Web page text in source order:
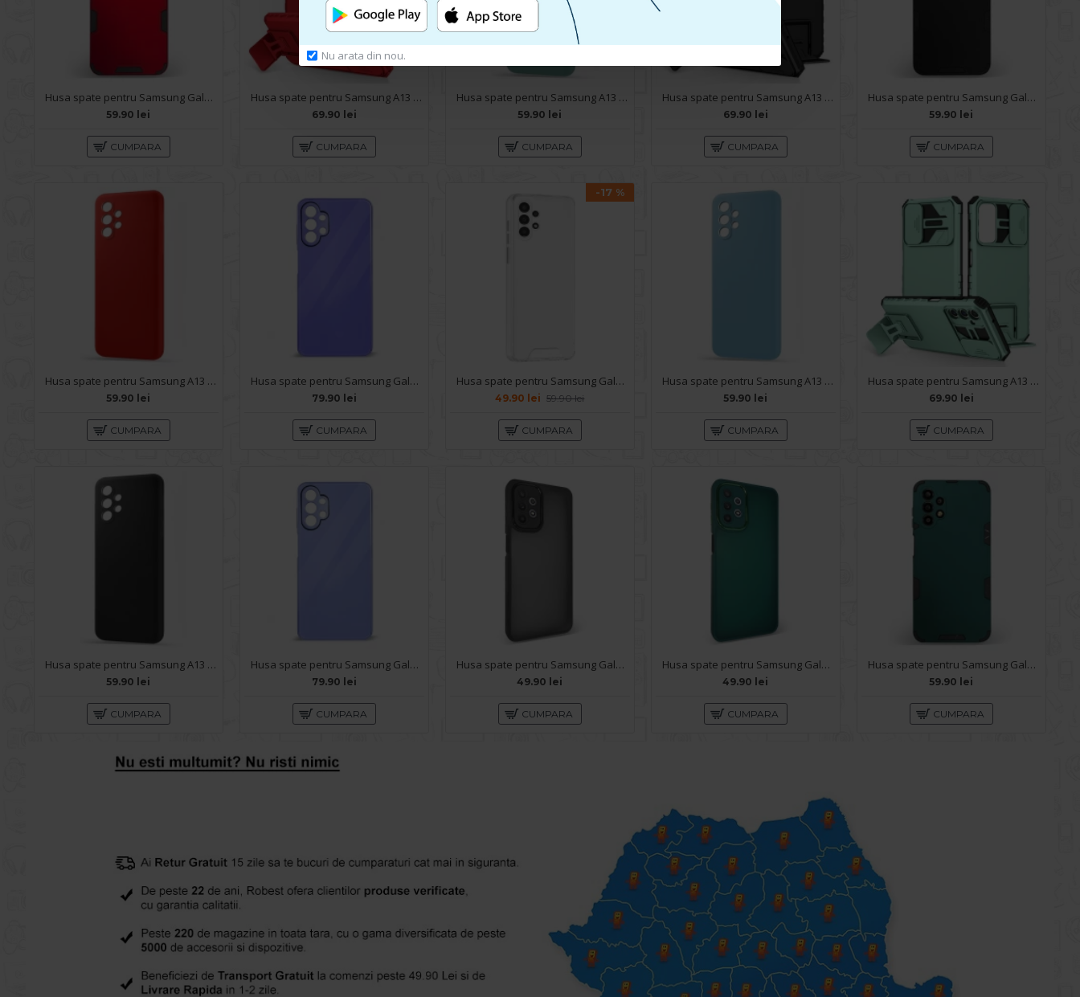
Nu arata din nou.
Husa spate pentru Samsung Galaxy A13 - Mantis Case Rosu / Negru
59.90 lei
CUMPARA
Husa spate pentru Samsung A13 - Dragon Case Rosu
69.90 lei
CUMPARA
Husa spate pentru Samsung A13 - Silicon Line Verde Inchis
59.90 lei
CUMPARA
Husa spate pentru Samsung A13 - Dragon Case Negru
69.90 lei
CUMPARA
Husa spate pentru Samsung Galaxy A13 - Mantis Case Negru
59.90 lei
CUMPARA
Husa spate pentru Samsung A13 - Silicon Line Rosu
59.90 lei
CUMPARA
Husa spate pentru Samsung Galaxy A13- Lito Case Mov Inchis
79.90 lei
CUMPARA
-17 %
Husa spate pentru Samsung Galaxy A13 4G - Space Case
49.90 lei 59.90 lei
CUMPARA
Husa spate pentru Samsung A13 - Silicon Line Bleu Ciel
59.90 lei
CUMPARA
Husa spate pentru Samsung A13 - Dragon Case Turcoaz
69.90 lei
CUMPARA
Husa spate pentru Samsung A13 - Silicon Line Negru
59.90 lei
CUMPARA
Husa spate pentru Samsung Galaxy A13- Lito Case Mov deschis
79.90 lei
CUMPARA
Husa spate pentru Samsung Galaxy A13 - Catwalk Case Negru
49.90 lei
CUMPARA
Husa spate pentru Samsung Galaxy A13 - Catwalk Case Verde
49.90 lei
CUMPARA
Husa spate pentru Samsung Galaxy A13 - Mantis Case Verde Crud / Negru
59.90 lei
CUMPARA